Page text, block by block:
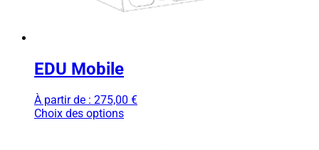
EDU Mobile
À partir de : 275,00 €
Choix des options